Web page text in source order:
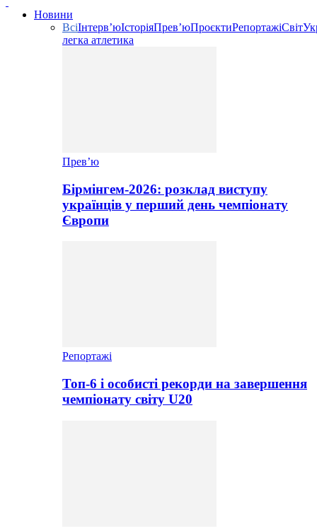
Новини
ВсіІнтерв’юІсторіяПрев’юПроєктиРепортажіСвіт
легка атлетика
Прев’ю
Бірмінгем-2026: розклад виступу
українців у перший день чемпіонату
Європи
Репортажі
Топ-6 і особисті рекорди на завершення
чемпіонату світу U20